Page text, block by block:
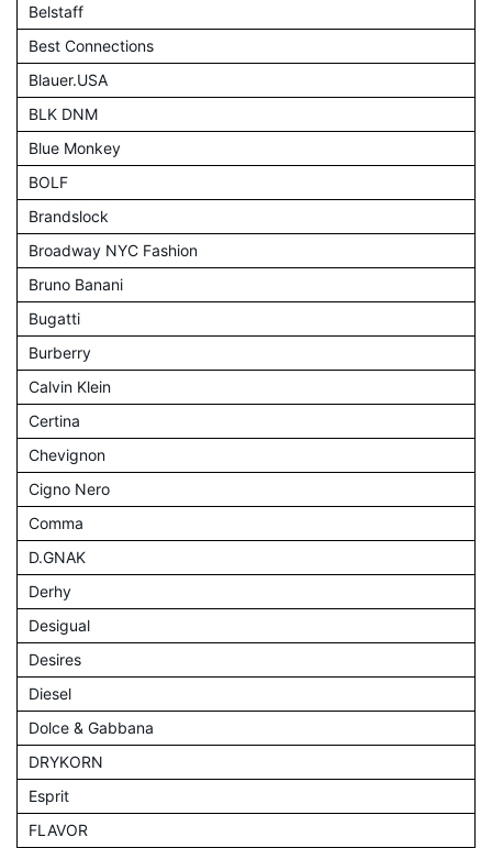
Belstaff
Best Connections
Blauer.USA
BLK DNM
Blue Monkey
BOLF
Brandslock
Broadway NYC Fashion
Bruno Banani
Bugatti
Burberry
Calvin Klein
Certina
Chevignon
Cigno Nero
Comma
D.GNAK
Derhy
Desigual
Desires
Diesel
Dolce & Gabbana
DRYKORN
Esprit
FLAVOR